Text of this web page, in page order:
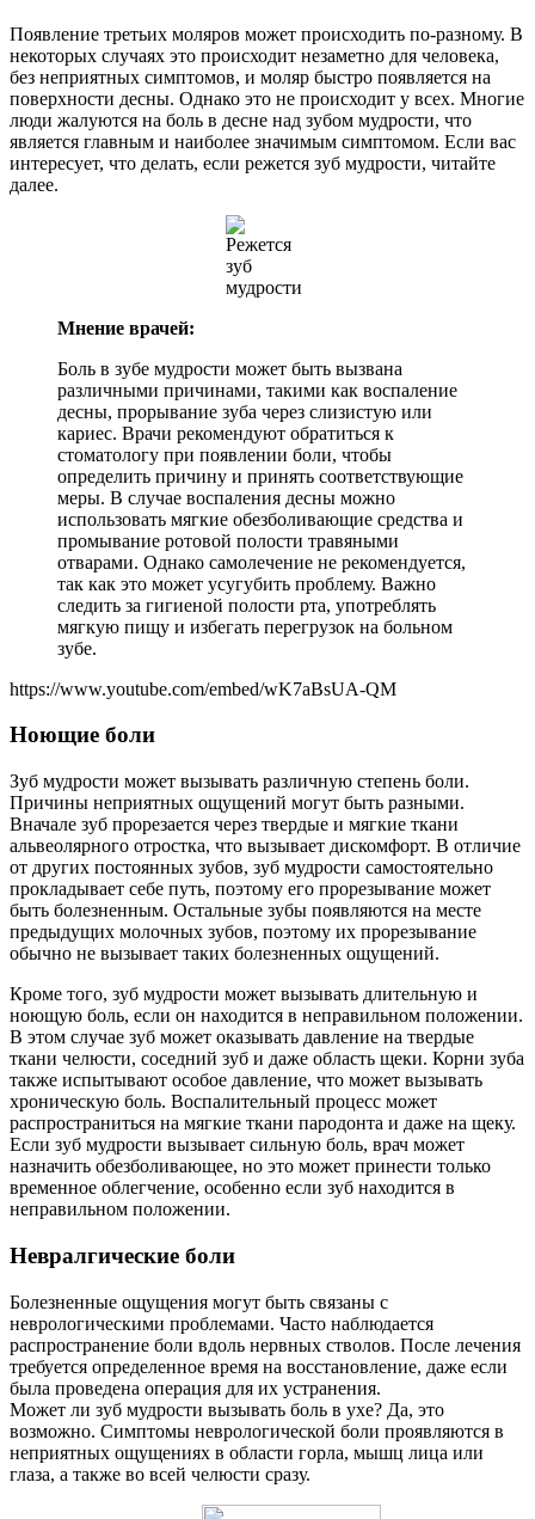
Появление третьих моляров может происходить по-разному. В
некоторых случаях это происходит незаметно для человека,
без неприятных симптомов, и моляр быстро появляется на
поверхности десны. Однако это не происходит у всех. Многие
люди жалуются на боль в десне над зубом мудрости, что
является главным и наиболее значимым симптомом. Если вас
интересует, что делать, если режется зуб мудрости, читайте
далее.
Мнение врачей:
Боль в зубе мудрости может быть вызвана
различными причинами, такими как воспаление
десны, прорывание зуба через слизистую или
кариес. Врачи рекомендуют обратиться к
стоматологу при появлении боли, чтобы
определить причину и принять соответствующие
меры. В случае воспаления десны можно
использовать мягкие обезболивающие средства и
промывание ротовой полости травяными
отварами. Однако самолечение не рекомендуется,
так как это может усугубить проблему. Важно
следить за гигиеной полости рта, употреблять
мягкую пищу и избегать перегрузок на больном
зубе.
https://www.youtube.com/embed/wK7aBsUA-QM
Ноющие боли
Зуб мудрости может вызывать различную степень боли.
Причины неприятных ощущений могут быть разными.
Вначале зуб прорезается через твердые и мягкие ткани
альвеолярного отростка, что вызывает дискомфорт. В отличие
от других постоянных зубов, зуб мудрости самостоятельно
прокладывает себе путь, поэтому его прорезывание может
быть болезненным. Остальные зубы появляются на месте
предыдущих молочных зубов, поэтому их прорезывание
обычно не вызывает таких болезненных ощущений.
Кроме того, зуб мудрости может вызывать длительную и
ноющую боль, если он находится в неправильном положении.
В этом случае зуб может оказывать давление на твердые
ткани челюсти, соседний зуб и даже область щеки. Корни зуба
также испытывают особое давление, что может вызывать
хроническую боль. Воспалительный процесс может
распространиться на мягкие ткани пародонта и даже на щеку.
Если зуб мудрости вызывает сильную боль, врач может
назначить обезболивающее, но это может принести только
временное облегчение, особенно если зуб находится в
неправильном положении.
Невралгические боли
Болезненные ощущения могут быть связаны с
неврологическими проблемами. Часто наблюдается
распространение боли вдоль нервных стволов. После лечения
требуется определенное время на восстановление, даже если
была проведена операция для их устранения.
Может ли зуб мудрости вызывать боль в ухе? Да, это
возможно. Симптомы неврологической боли проявляются в
неприятных ощущениях в области горла, мышц лица или
глаза, а также во всей челюсти сразу.